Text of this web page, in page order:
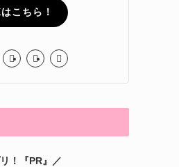
こちら！
！『PR』／